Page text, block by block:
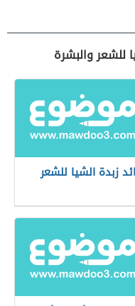
للشعر والبشرة
زبدة الشيا للشعر